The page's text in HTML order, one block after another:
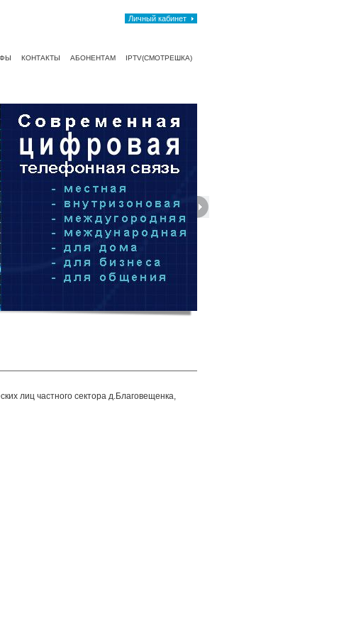
Личный кабинет
КОНТАКТЫ АБОНЕНТАМ IPTV(СМОТРЕШКА)
лиц частного сектора д.Благовещенка,